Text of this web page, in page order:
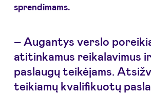
sprendimams.
– Augantys verslo
atitinkamus reikalavimus
paslaugų teikėjams.
teikiamų kvalifikuotų